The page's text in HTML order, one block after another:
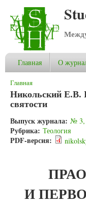
Главная О
Вы здесь
Главная
Никольский Е.В.
святости
Выпуск журнала: № 3,
Рубрика: Теология
PDF-версия:
И